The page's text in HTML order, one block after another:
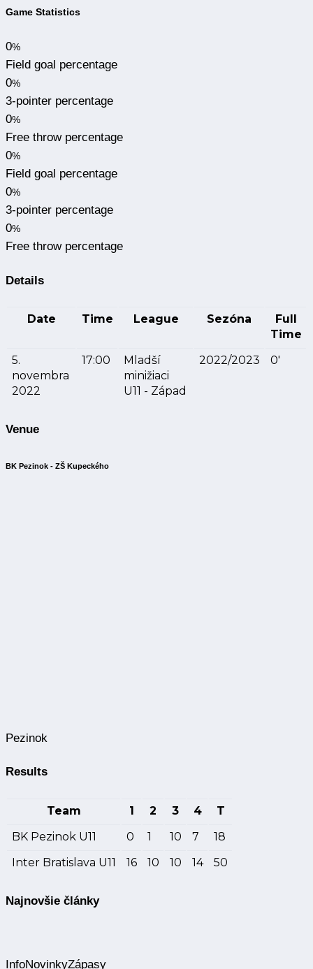
Game Statistics
0%
Field goal percentage
0%
3-pointer percentage
0%
Free throw percentage
0%
Field goal percentage
0%
3-pointer percentage
0%
Free throw percentage
Details
Date Time League Sezóna
Full
Time
5.
novembra
2022
17:00
Mladší
minižiaci
U11 - Západ
2022/2023 0'
Venue
BK Pezinok - ZŠ Kupeckého
Pezinok
Results
Team 1 2 3 4
T
BK Pezinok U11
0 1 10 7
18
Inter Bratislava U11
16 10 10 14 50
Najnovšie články
InfoNovinkyZápasy